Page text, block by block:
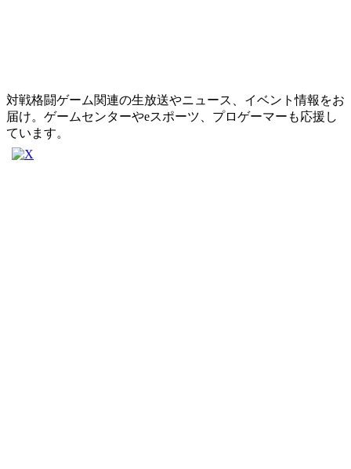
対戦格闘ゲーム関連の生放送やニュース、イベント情報をお
届け。ゲームセンターやeスポーツ、プロゲーマーも応援し
ています。